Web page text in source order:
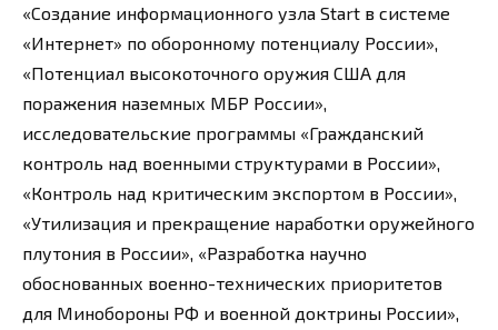
«Создание информационного узла Start в системе
«Интернет» по оборонному потенциалу России»,
«Потенциал высокоточного оружия США для
поражения наземных МБР России»,
исследовательские программы «Гражданский
контроль над военными структурами в России»,
«Контроль над критическим экспортом в России»,
«Утилизация и прекращение наработки оружейного
плутония в России», «Разработка научно
обоснованных военно-технических приоритетов
для Минобороны РФ и военной доктрины России»,